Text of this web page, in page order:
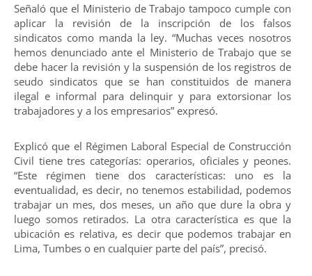
Señaló que el Ministerio de Trabajo tampoco cumple con
aplicar la revisión de la inscripción de los falsos
sindicatos como manda la ley. “Muchas veces nosotros
hemos denunciado ante el Ministerio de Trabajo que se
debe hacer la revisión y la suspensión de los registros de
seudo sindicatos que se han constituidos de manera
ilegal e informal para delinquir y para extorsionar los
trabajadores y a los empresarios” expresó.
Explicó que el Régimen Laboral Especial de Construcción
Civil tiene tres categorías: operarios, oficiales y peones.
“Este régimen tiene dos características: uno es la
eventualidad, es decir, no tenemos estabilidad, podemos
trabajar un mes, dos meses, un año que dure la obra y
luego somos retirados. La otra característica es que la
ubicación es relativa, es decir que podemos trabajar en
Lima, Tumbes o en cualquier parte del país”, precisó.